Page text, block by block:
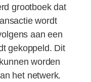
grootboek dat
wordt
aan een
gekoppeld. Dit
worden
het netwerk.